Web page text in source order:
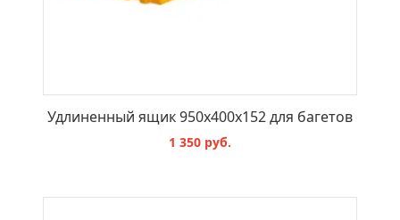
Удлиненный ящик 950x400x152 для багетов
1 350 руб.
В КОРЗИНУ